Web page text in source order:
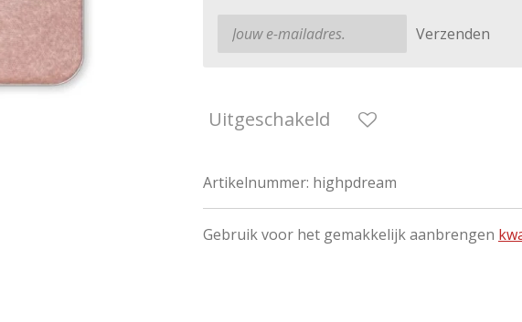
Verzenden
Uitgeschakeld
Artikelnummer: highpdream
Gebruik voor het gemakkelijk aanbrengen